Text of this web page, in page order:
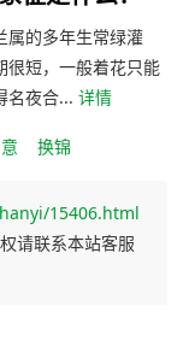
属的多年生常绿灌
很短，一般着花只能
名夜合... 详情
换锦
15406.html
请联系本站客服